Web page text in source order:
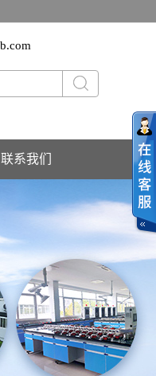
联系我们